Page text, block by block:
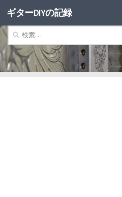
コンテンツへスキップ
ギターDIYの記録
索: